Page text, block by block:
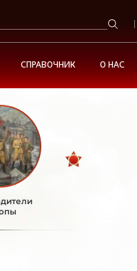
СПРАВОЧНИК О НАС